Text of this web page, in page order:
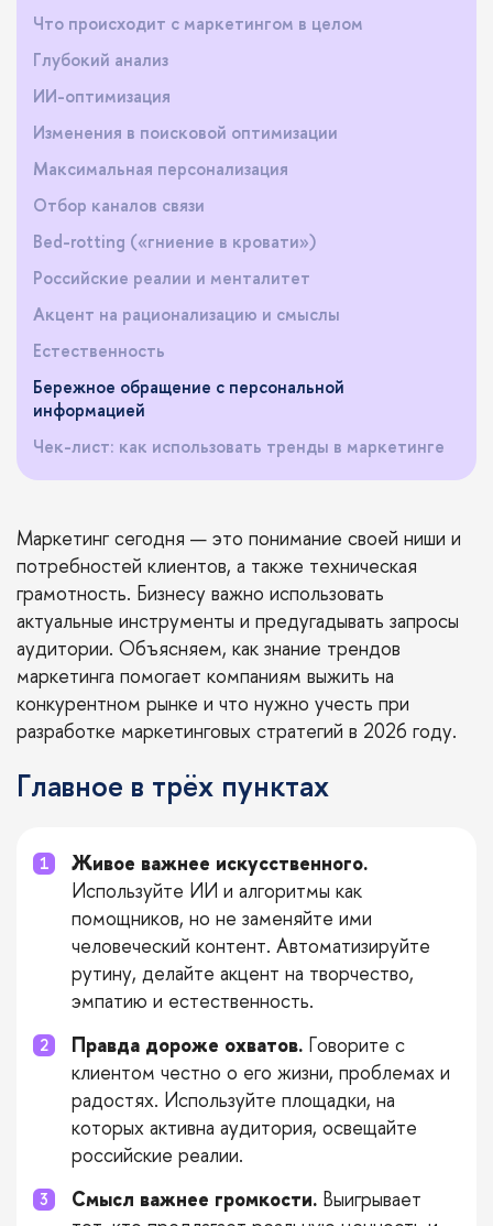
Что происходит с маркетингом в целом
Глубокий анализ
ИИ-оптимизация
Изменения в поисковой оптимизации
Максимальная персонализация
Отбор каналов связи
Bed-rotting («гниение в кровати»)
Российские реалии и менталитет
Акцент на рационализацию и смыслы
Естественность
Бережное обращение с персональной
информацией
Чек-лист: как использовать тренды в маркетинге
Маркетинг сегодня — это понимание своей ниши и
потребностей клиентов, а также техническая
грамотность. Бизнесу важно использовать
актуальные инструменты и предугадывать запросы
аудитории. Объясняем, как знание трендов
маркетинга помогает компаниям выжить на
конкурентном рынке и что нужно учесть при
разработке маркетинговых стратегий в 2026 году.
Главное в трёх пунктах
Живое важнее искусственного.
Используйте ИИ и алгоритмы как
помощников, но не заменяйте ими
человеческий контент. Автоматизируйте
рутину, делайте акцент на творчество,
эмпатию и естественность.
Правда дороже охватов. Говорите с
клиентом честно о его жизни, проблемах и
радостях. Используйте площадки, на
которых активна аудитория, освещайте
российские реалии.
Смысл важнее громкости. Выигрывает